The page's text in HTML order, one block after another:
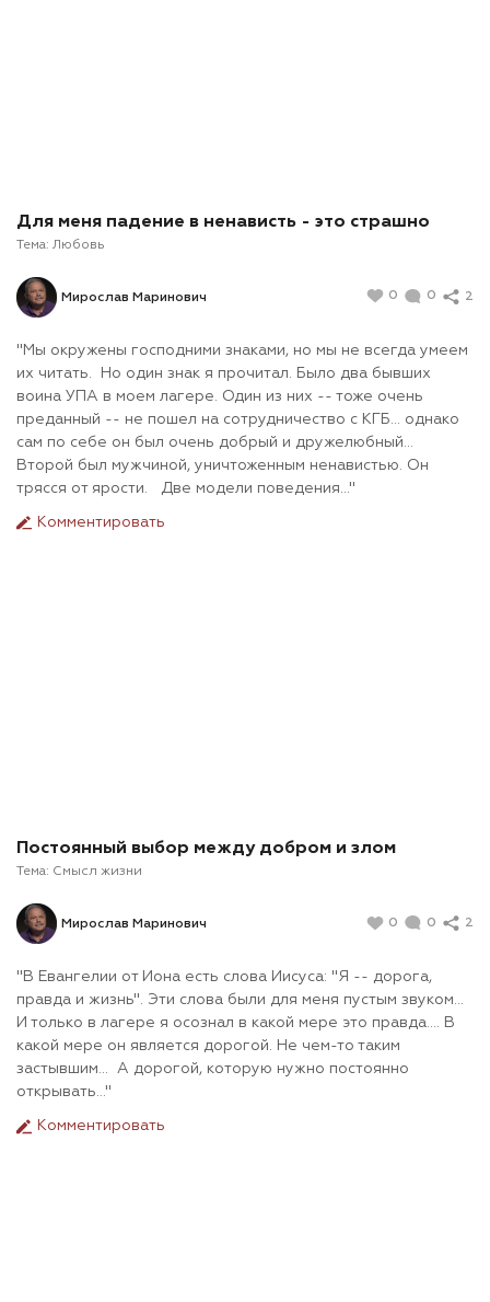
Для меня падение в ненависть - это страшно
Тема: Любовь
Мирослав Маринович 0 0 2
"Мы окружены господними знаками, но мы не всегда умеем
их читать. Но один знак я прочитал. Было два бывших
воина УПА в моем лагере. Один из них -- тоже очень
преданный -- не пошел на сотрудничество с КГБ... однако
сам по себе он был очень добрый и дружелюбный...
Второй был мужчиной, уничтоженным ненавистью. Он
трясся от ярости. Две модели поведения..."
Комментировать
Постоянный выбор между добром и злом
Тема: Смысл жизни
Мирослав Маринович 0 0 2
"В Евангелии от Иона есть слова Иисуса: "Я -- дорога,
правда и жизнь". Эти слова были для меня пустым звуком...
И только в лагере я осознал в какой мере это правда.... В
какой мере он является дорогой. Не чем-то таким
застывшим... А дорогой, которую нужно постоянно
открывать..."
Комментировать